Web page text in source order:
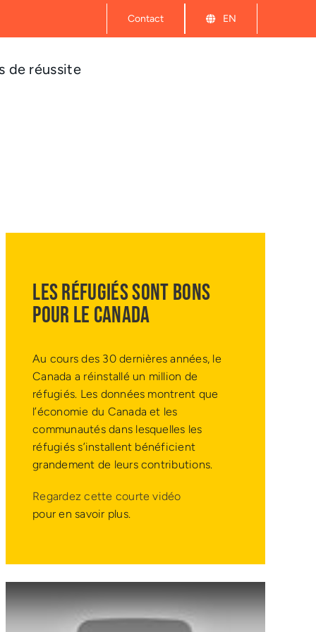
Contact EN
de réussite
LES RÉFUGIÉS SONT BONS
POUR LE CANADA
Au cours des 30 dernières années, le
Canada a réinstallé un million de
réfugiés. Les données montrent que
l’économie du Canada et les
communautés dans lesquelles les
réfugiés s’installent bénéficient
grandement de leurs contributions.
Regardez cette courte vidéo
pour en savoir plus.